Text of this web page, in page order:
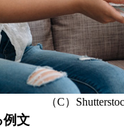
（C）
例文